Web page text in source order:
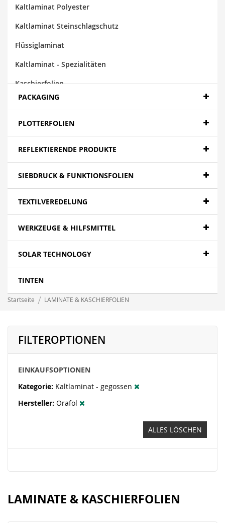
Kaltlaminat Polyester
Kaltlaminat Steinschlagschutz
Flüssiglaminat
Kaltlaminat - Spezialitäten
Kaschierfolien
Laminate
PACKAGING
PLOTTERFOLIEN
REFLEKTIERENDE PRODUKTE
SIEBDRUCK & FUNKTIONSFOLIEN
TEXTILVEREDELUNG
WERKZEUGE & HILFSMITTEL
SOLAR TECHNOLOGY
TINTEN
Startseite LAMINATE & KASCHIERFOLIEN
LAMINATE & KASCHIERFOLIEN
FILTEROPTIONEN
EINKAUFSOPTIONEN
Kategorie Kaltlaminat - gegossen
Hersteller Orafol
ALLES LÖSCHEN